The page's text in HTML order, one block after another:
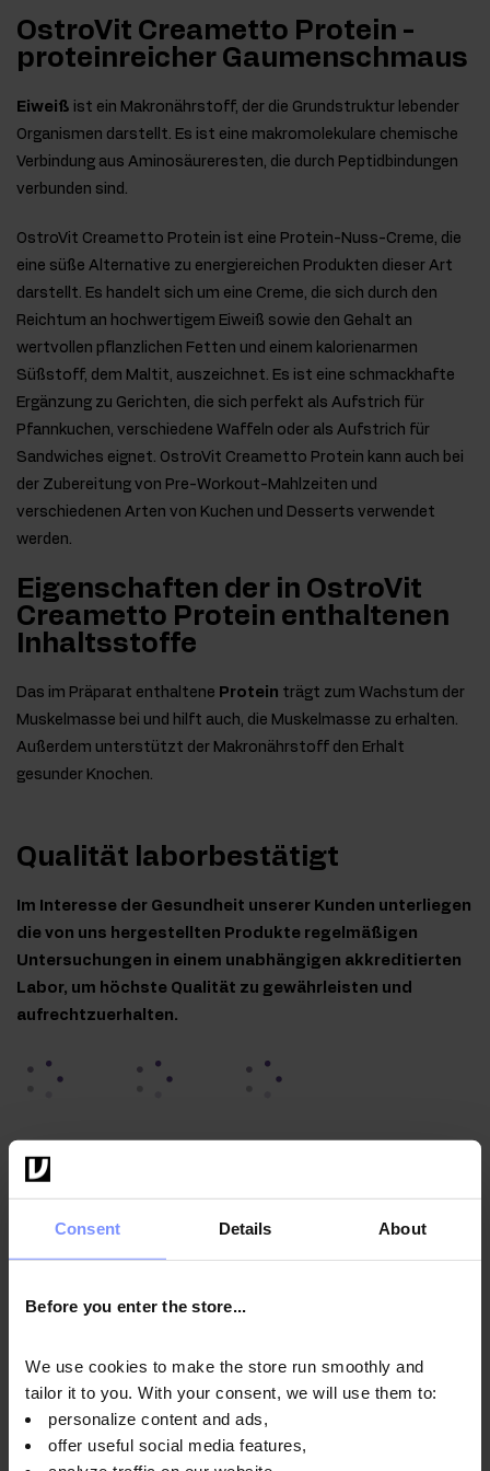
Consent Details About
Before you enter the store...
We use cookies to make the store run smoothly and
tailor it to you. With your consent, we will use them to:
personalize content and ads,
offer useful social media features,
OstroVit Creametto Protein -
proteinreicher Gaumenschmaus
Eiweiß ist ein Makronährstoff, der die Grundstruktur lebender
Organismen darstellt. Es ist eine makromolekulare chemische
Verbindung aus Aminosäureresten, die durch Peptidbindungen
verbunden sind.
OstroVit Creametto Protein ist eine Protein-Nuss-Creme, die
eine süße Alternative zu energiereichen Produkten dieser Art
darstellt. Es handelt sich um eine Creme, die sich durch den
Reichtum an hochwertigem Eiweiß sowie den Gehalt an
wertvollen pflanzlichen Fetten und einem kalorienarmen
Süßstoff, dem Maltit, auszeichnet. Es ist eine schmackhafte
Ergänzung zu Gerichten, die sich perfekt als Aufstrich für
Pfannkuchen, verschiedene Waffeln oder als Aufstrich für
Sandwiches eignet. OstroVit Creametto Protein kann auch bei
der Zubereitung von Pre-Workout-Mahlzeiten und
verschiedenen Arten von Kuchen und Desserts verwendet
werden.
Eigenschaften der in OstroVit
Creametto Protein enthaltenen
Inhaltsstoffe
Das im Präparat enthaltene Protein trägt zum Wachstum der
Muskelmasse bei und hilft auch, die Muskelmasse zu erhalten.
Außerdem unterstützt der Makronährstoff den Erhalt
gesunder Knochen.
Qualität laborbestätigt
Im Interesse der Gesundheit unserer Kunden unterliegen
die von uns hergestellten Produkte regelmäßigen
Untersuchungen in einem unabhängigen akkreditierten
Labor, um höchste Qualität zu gewährleisten und
aufrechtzuerhalten.
18.05.2024
Anwendungsweise